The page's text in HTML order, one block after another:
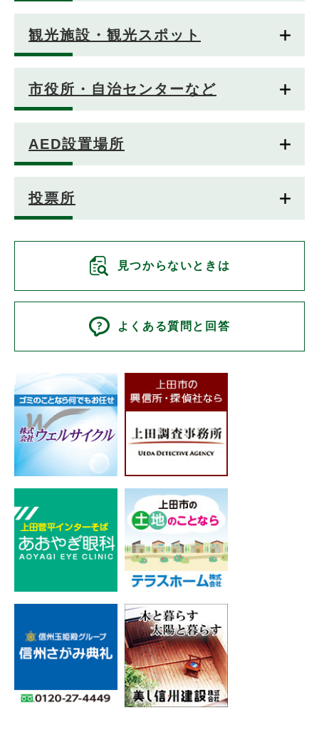
観光施設・観光スポット
市役所・自治センターなど
AED設置場所
投票所
見つからないときは
よくある質問と回答